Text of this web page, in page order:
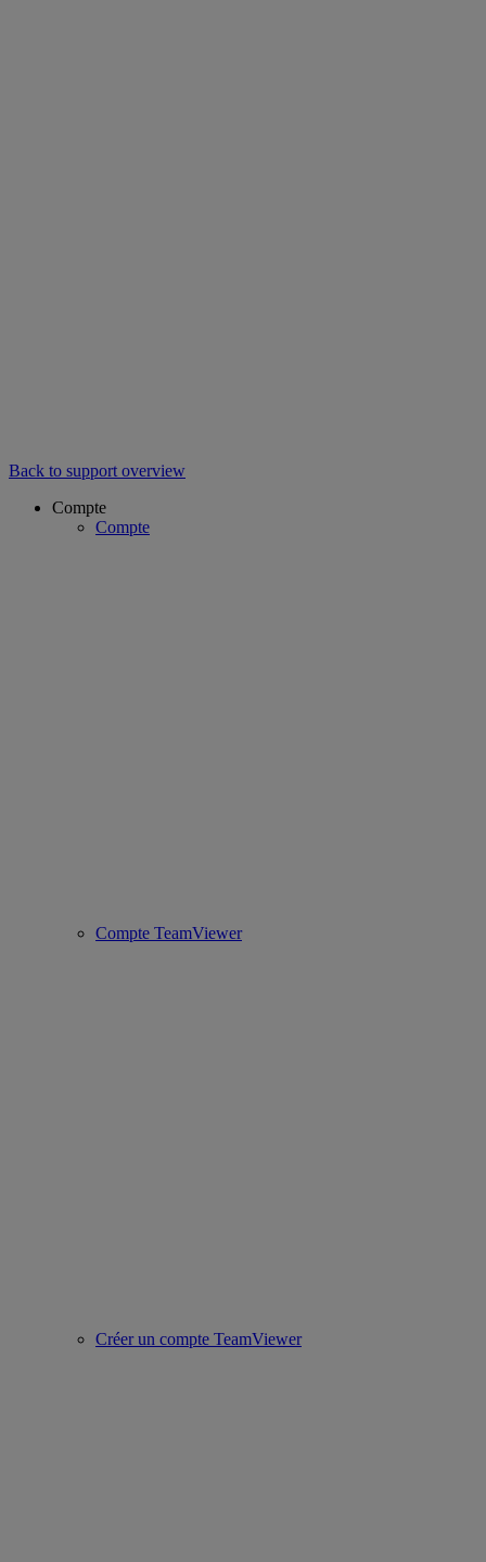
Back to support overview
Compte
Compte
Compte TeamViewer
Créer un compte TeamViewer